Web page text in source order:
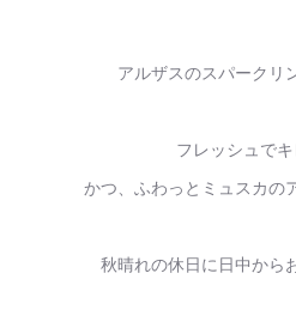
アルザスのスパークリ
フレッシュでキ
かつ、ふわっとミュスカの
秋晴れの休日に日中から